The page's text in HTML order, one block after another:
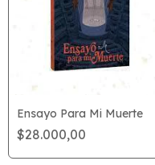
Ensayo Para Mi Muerte
$28.000,00